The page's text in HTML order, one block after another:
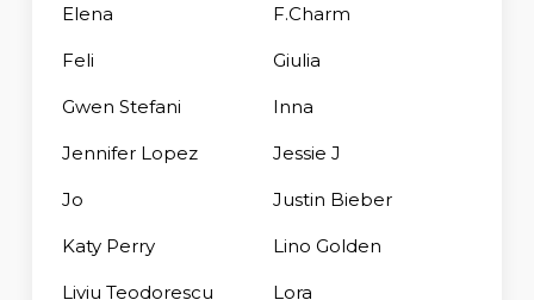
Elena F.Charm
Feli Giulia
Gwen Stefani Inna
Jennifer Lopez Jessie J
Jo Justin Bieber
Katy Perry Lino Golden
Liviu Teodorescu Lora